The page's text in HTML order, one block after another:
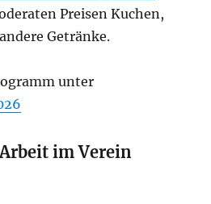
Preisen Kuchen,
Getränke.
unter
im Verein